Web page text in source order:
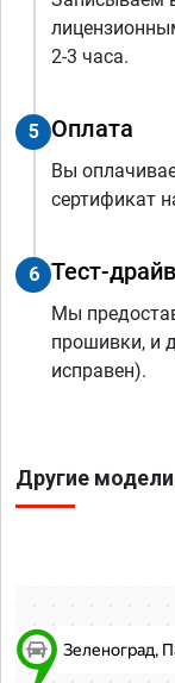
2-3 часа.
5 Оплата
Вы
сертификат
6 Тест-драйв
Мы
прошивки, и
исправен).
Другие